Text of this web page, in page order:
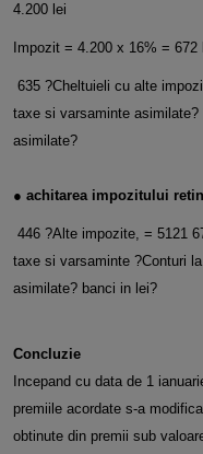
4.200 lei
Impozit = 4.200 x 16% = 672
635 ?Cheltuieli cu alte
taxe si varsaminte
asimilate?
● achitarea impozitului
446 ?Alte impozite, = 5121
taxe si varsaminte ?Conturi la
asimilate? banci in lei?
Concluzie
Incepand cu data de 1
premiile acordate s-a
obtinute din premii sub